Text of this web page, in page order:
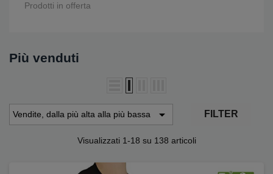
Prodotti in offerta
Più venduti
Vendite, dalla più alta alla più bassa  FILTER
Visualizzati 1-18 su 138 articoli